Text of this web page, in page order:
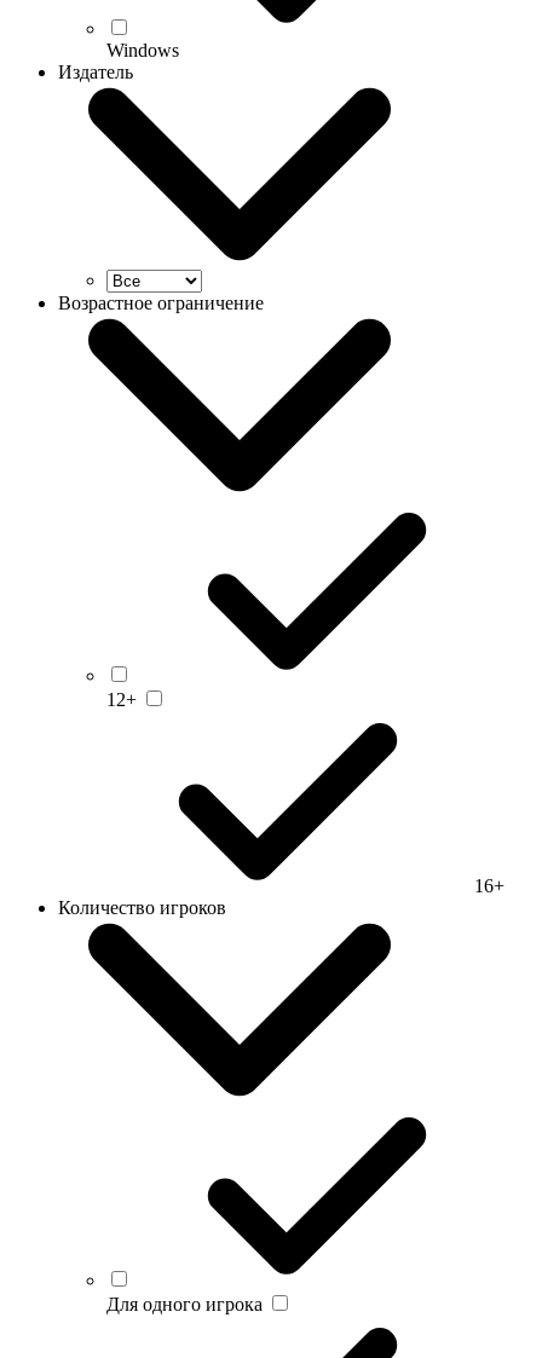
Windows
Издатель
Возрастное ограничение
12+
16+
Количество игроков
Для одного игрока